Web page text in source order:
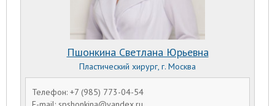
Телефон: +7 (985) 773-04-54
Пшонкина Светлана Юрьевна
Пластический хирург, г. Москва